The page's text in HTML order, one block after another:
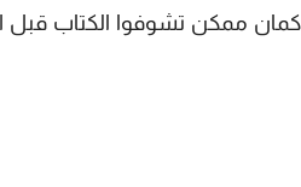
ممكن تشوفوا الكتاب قبل